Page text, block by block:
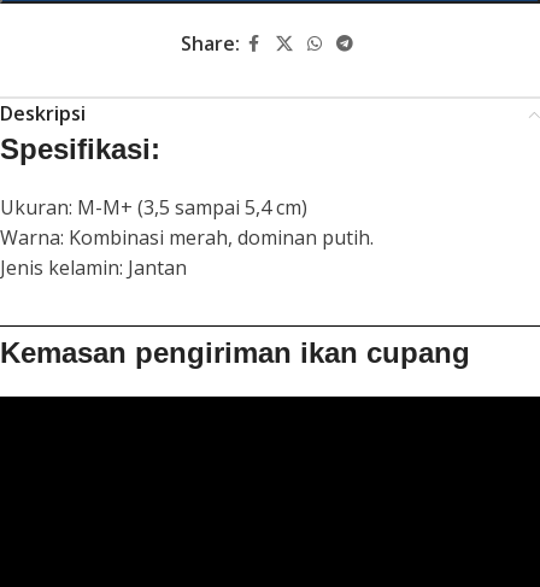
Share:
Deskripsi
Spesifikasi:
Ukuran: M-M+ (3,5 sampai 5,4 cm)
Warna: Kombinasi merah, dominan putih.
Jenis kelamin: Jantan
Kemasan pengiriman ikan cupang